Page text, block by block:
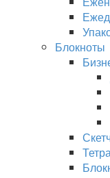
Блокноты